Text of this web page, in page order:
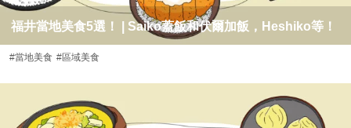
福井當地美食5選！ | Saiko蓋飯和伏爾加飯，Heshiko等！
#當地美食 #區域美食